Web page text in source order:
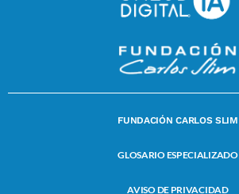
FUNDACIÓN CARLOS SLIM
GLOSARIO ESPECIALIZADO
AVISO DE PRIVACIDAD